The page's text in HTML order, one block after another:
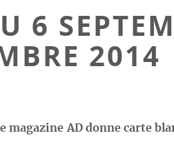
6
2014
AD donne carte